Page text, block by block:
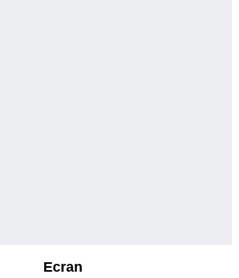
Ecran